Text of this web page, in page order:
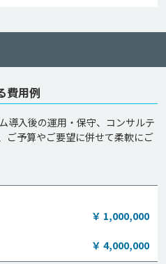
費用例
導入後の運用・保守、コンサルテ
ご予算やご要望に併せて柔軟にご
￥ 1,000,000
￥ 4,000,000